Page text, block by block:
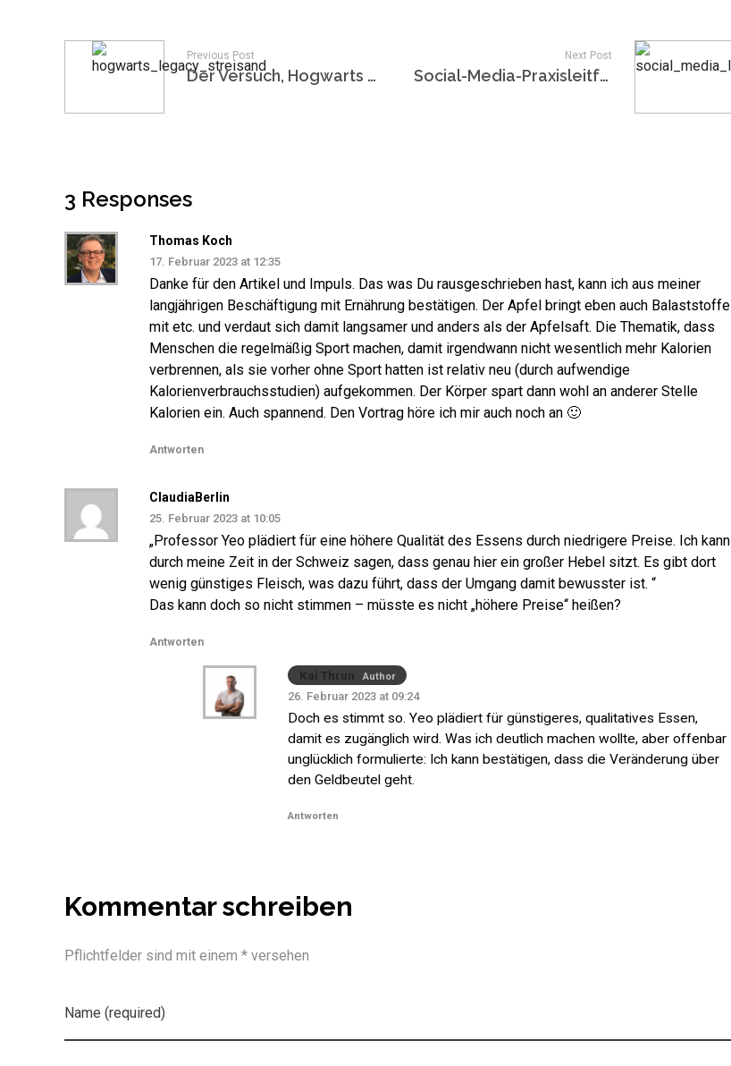
Previous Post
Der Versuch, Hogwarts Legacy zu canceln, endet im Streisand-Effekt
Next Post
Social-Media-Praxisleitfaden: Von der Strategie zum fertigen Beitrag
3 Responses
Thomas Koch
17. Februar 2023 at 12:35
Danke für den Artikel und Impuls. Das was Du rausgeschrieben hast, kann ich aus meiner
langjährigen Beschäftigung mit Ernährung bestätigen. Der Apfel bringt eben auch Balaststoffe
mit etc. und verdaut sich damit langsamer und anders als der Apfelsaft. Die Thematik, dass
Menschen die regelmäßig Sport machen, damit irgendwann nicht wesentlich mehr Kalorien
verbrennen, als sie vorher ohne Sport hatten ist relativ neu (durch aufwendige
Kalorienverbrauchsstudien) aufgekommen. Der Körper spart dann wohl an anderer Stelle
Kalorien ein. Auch spannend. Den Vortrag höre ich mir auch noch an 🙂
Antworten
ClaudiaBerlin
25. Februar 2023 at 10:05
„Professor Yeo plädiert für eine höhere Qualität des Essens durch niedrigere Preise. Ich kann
durch meine Zeit in der Schweiz sagen, dass genau hier ein großer Hebel sitzt. Es gibt dort
wenig günstiges Fleisch, was dazu führt, dass der Umgang damit bewusster ist. “
Das kann doch so nicht stimmen – müsste es nicht „höhere Preise“ heißen?
Antworten
Kai Thrun Author
26. Februar 2023 at 09:24
Doch es stimmt so. Yeo plädiert für günstigeres, qualitatives Essen,
damit es zugänglich wird. Was ich deutlich machen wollte, aber offenbar
unglücklich formulierte: Ich kann bestätigen, dass die Veränderung über
den Geldbeutel geht.
Antworten
Kommentar schreiben
Pflichtfelder sind mit einem * versehen
Name (required)